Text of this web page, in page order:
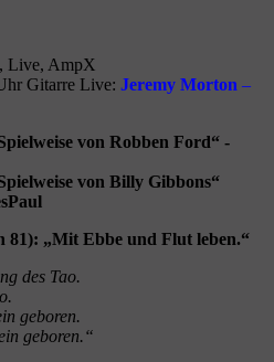
Live, AmpX
Gitarre Live: Jeremy Morton –
von Robben Ford“ -
von Billy Gibbons“
81): „Mit Ebbe und Flut leben.“
des Tao.
geboren.
geboren.“